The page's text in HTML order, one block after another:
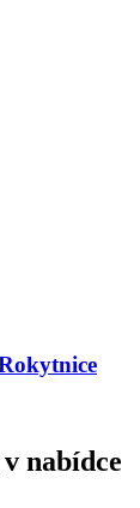
nabídce